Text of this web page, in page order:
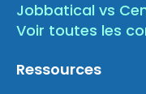
Jobbatical vs
Voir toutes les
Ressources